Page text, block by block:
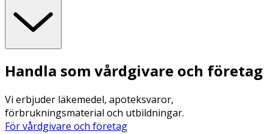
Handla som vårdgivare och företag
Vi erbjuder läkemedel, apoteksvaror,
förbrukningsmaterial och utbildningar.
För vårdgivare och företag